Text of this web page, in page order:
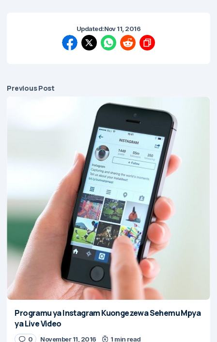
Updated:Nov 11, 2016
Previous Post
Programu ya Instagram Kuongezewa Sehemu Mpya
ya Live Video
0 November 11, 2016 1 min read